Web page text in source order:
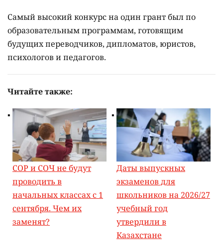
Самый высокий конкурс на один грант был по
образовательным программам, готовящим
будущих переводчиков, дипломатов, юристов,
психологов и педагогов.
Читайте также:
СОР и СОЧ не будут
проводить в
начальных классах с 1
сентября. Чем их
заменят?
Даты выпускных
экзаменов для
школьников на 2026/27
учебный год
утвердили в
Казахстане